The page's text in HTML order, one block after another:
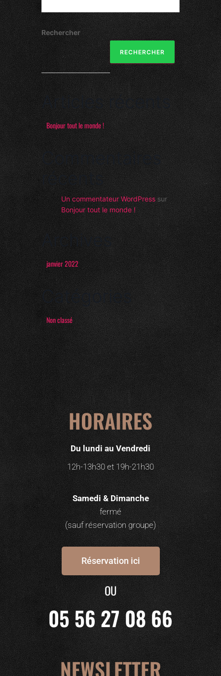
Rechercher
RECHERCHER
Articles récents
Bonjour tout le monde !
Commentaires
récents
Un commentateur WordPresssur
Bonjour tout le monde !
Archives
janvier 2022
Catégories
Non classé
HORAIRES
Du lundi au Vendredi
12h-13h30 et 19h-21h30
Samedi & Dimanche
fermé
(sauf réservation groupe)
Réservation ici
OU
05 56 27 08 66
NEWSLETTER